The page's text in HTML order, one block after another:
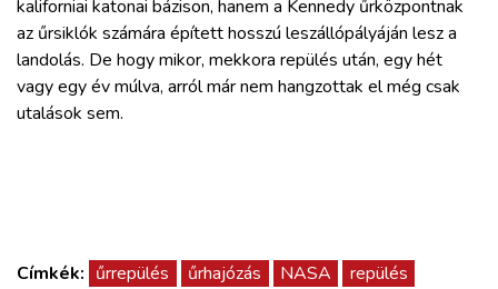
kaliforniai katonai bázison, hanem a Kennedy űrközpontnak
az űrsiklók számára épített hosszú leszállópályáján lesz a
landolás. De hogy mikor, mekkora repülés után, egy hét
vagy egy év múlva, arról már nem hangzottak el még csak
utalások sem.
Címkék: űrrepülés űrhajózás NASA
repülés